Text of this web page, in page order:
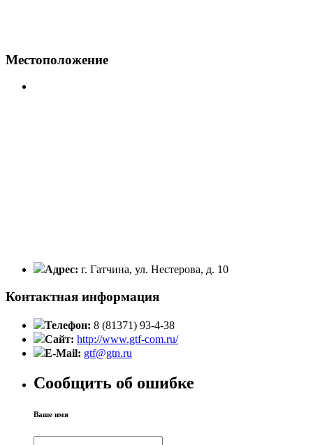
Местоположение
Адрес: г. Гатчина, ул. Нестерова, д. 10
Контактная информация
Телефон: 8 (81371) 93-4-38
Сайт: http://www.gtf-com.ru/
E-Mail: gtf@gtn.ru
Сообщить об ошибке
Ваше имя